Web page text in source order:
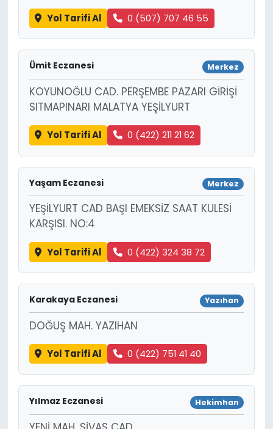
Yol Tarifi Al 0 (507) 707 46 55
Ümit Eczanesi Merkez
KOYUNOĞLU CAD. PERŞEMBE PAZARI GİRİŞİ
SITMAPINARI MALATYA YEŞİLYURT
Yol Tarifi Al 0 (422) 211 21 62
Yaşam Eczanesi Merkez
YEŞİLYURT CAD BAŞI EMEKSİZ SAAT KULESİ
KARŞISI. NO:4
Yol Tarifi Al 0 (422) 324 38 72
Karakaya Eczanesi Yazıhan
DOĞUŞ MAH. YAZIHAN
Yol Tarifi Al 0 (422) 751 41 40
Yılmaz Eczanesi Hekimhan